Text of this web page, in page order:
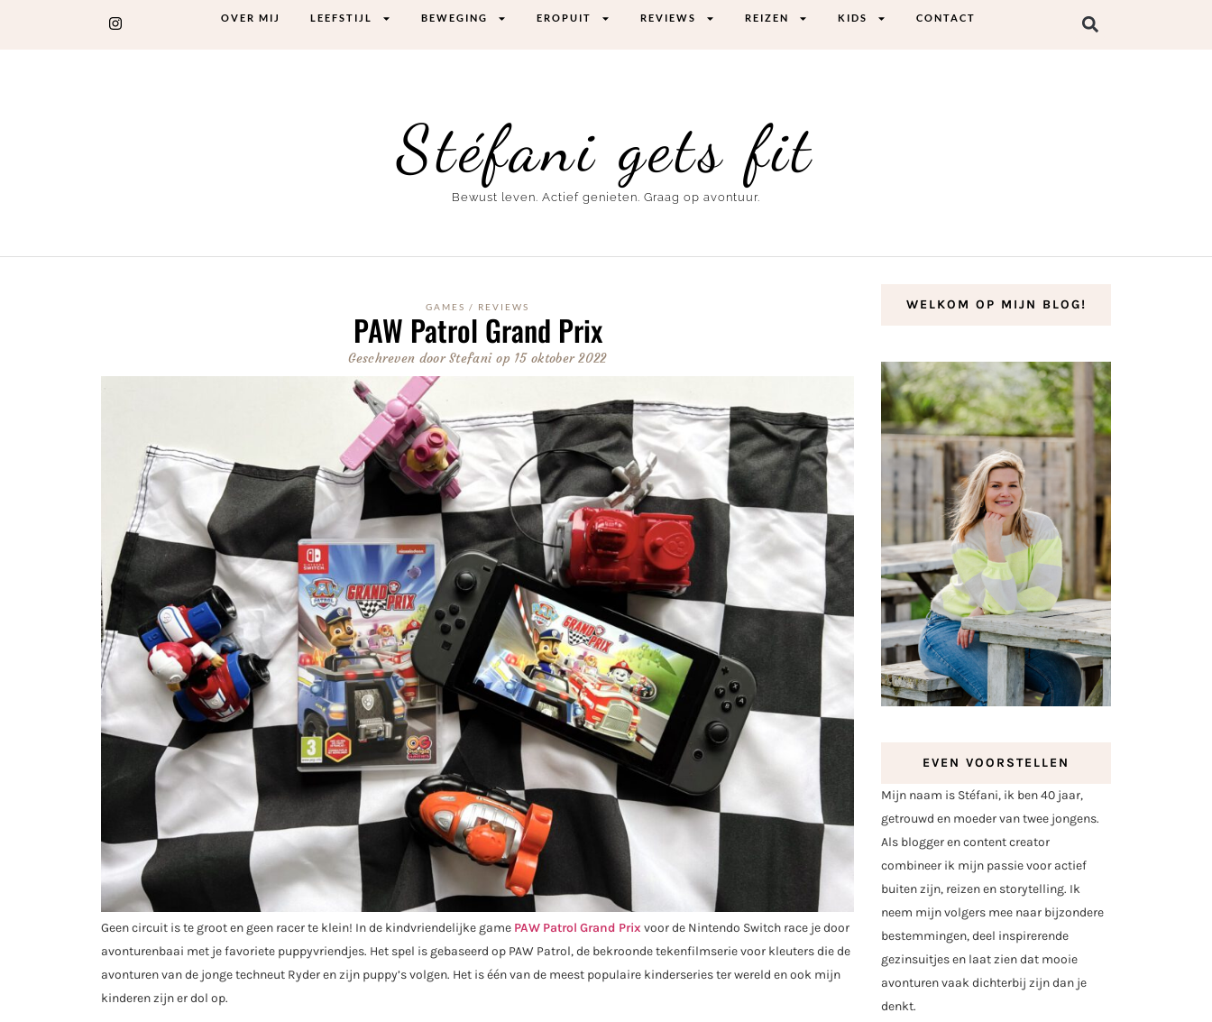
OVER MIJ LEEFSTIJL BEWEGING EROPUIT REVIEWS REIZEN KIDS CONTACT
Stéfani gets fit
Bewust leven. Actief genieten. Graag op avontuur.
GAMES / REVIEWS
PAW Patrol Grand Prix
Geschreven doorStefani op 15 oktober 2022
Geen circuit is te groot en geen racer te klein! In de kindvriendelijke game PAW Patrol Grand Prix voor de Nintendo Switch race je door
avonturenbaai met je favoriete puppyvriendjes. Het spel is gebaseerd op PAW Patrol, de bekroonde tekenfilmserie voor kleuters die de
avonturen van de jonge techneut Ryder en zijn puppy’s volgen. Het is één van de meest populaire kinderseries ter wereld en ook mijn
kinderen zijn er dol op.
WELKOM OP MIJN BLOG!
EVEN VOORSTELLEN
Mijn naam is Stéfani, ik ben 40 jaar,
getrouwd en moeder van twee jongens.
Als blogger en content creator
combineer ik mijn passie voor actief
buiten zijn, reizen en storytelling. Ik
neem mijn volgers mee naar bijzondere
bestemmingen, deel inspirerende
gezinsuitjes en laat zien dat mooie
avonturen vaak dichterbij zijn dan je
denkt.